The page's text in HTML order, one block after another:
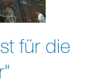
für die